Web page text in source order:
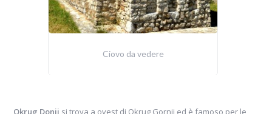
Ciovo da vedere